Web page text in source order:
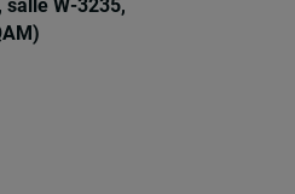
W-3235,